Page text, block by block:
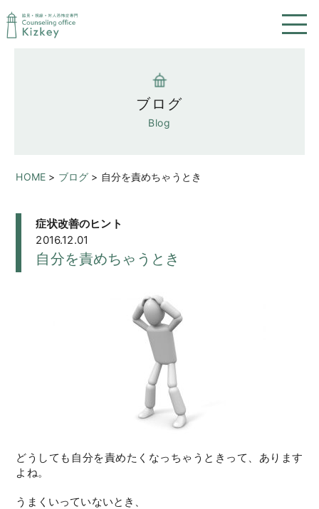
ブログ
Blog
HOME > ブログ > 自分を責めちゃうとき
症状改善のヒント
2016.12.01
自分を責めちゃうとき
どうしても自分を責めたくなっちゃうときって、あります
よね。
うまくいっていないとき、